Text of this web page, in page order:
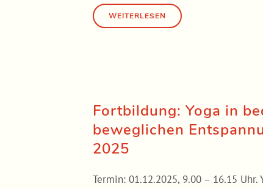
Fortbildung: Yoga in
beweglichen
2025
Termin: 01.12.2025, 9.00 – 16.15